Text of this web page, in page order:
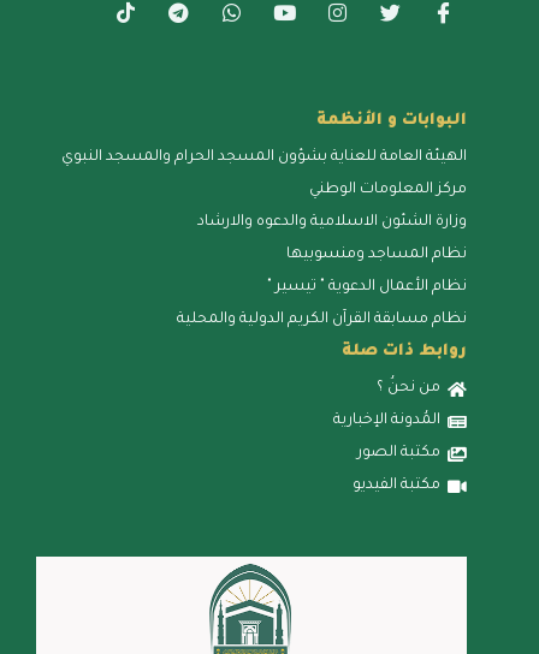
البوابات و الأنظمة
الهيئة العامة للعناية بشؤون المسجد الحرام والمسجد النبوي
مركز المعلومات الوطني
وزارة الشئون الاسلامية والدعوه والارشاد
نظام المساجد ومنسوبيها
نظام الأعمال الدعوية " تيسير "
نظام مسابقة القرآن الكريم الدولية والمحلية
روابط ذات صلة
من نحنُ ؟
المُدونة الإخبارية
مكتبة الصور
مكتبة الفيديو